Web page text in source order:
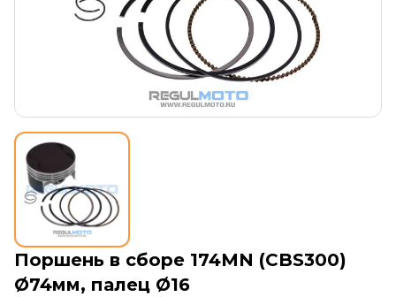
Поршень в сборе 174MN (CBS300)
Ø74мм, палец Ø16